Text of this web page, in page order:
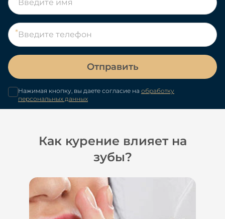
Отправить
Нажимая кнопку, вы даете согласие на обработку
персональных данных
Как курение влияет на
зубы?